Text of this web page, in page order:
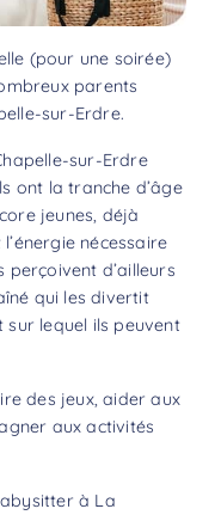
(pour une soirée)
parents
sur-Erdre.
sur-Erdre
ont la tranche d’âge
jeunes, déjà
nécessaire
perçoivent d’ailleurs
qui les divertit
sur lequel ils peuvent
des jeux, aider aux
aux activités
à La